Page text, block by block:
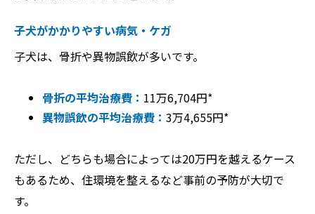
子犬がかかりやすい病気・ケガ
子犬は、骨折や異物誤飲が多いです。
骨折の平均治療費： 11万6,704円*
異物誤飲の平均治療費： 3万4,655円*
ただし、どちらも場合によっては20万円を越えるケース
もあるため、住環境を整えるなど事前の予防が大切で
す。